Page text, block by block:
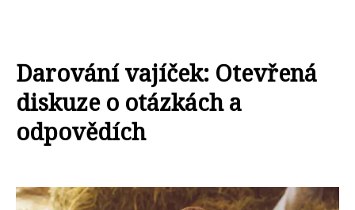
Darování vajíček: Otevřená
diskuze o otázkách a
odpovědích